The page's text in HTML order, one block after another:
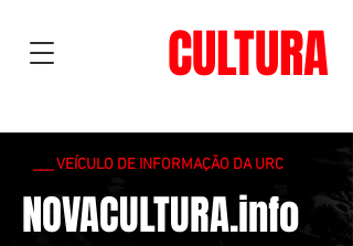
CULTURA
___ VEÍCULO DE INFORMAÇÃO DA URC
NOVACULTURA.info